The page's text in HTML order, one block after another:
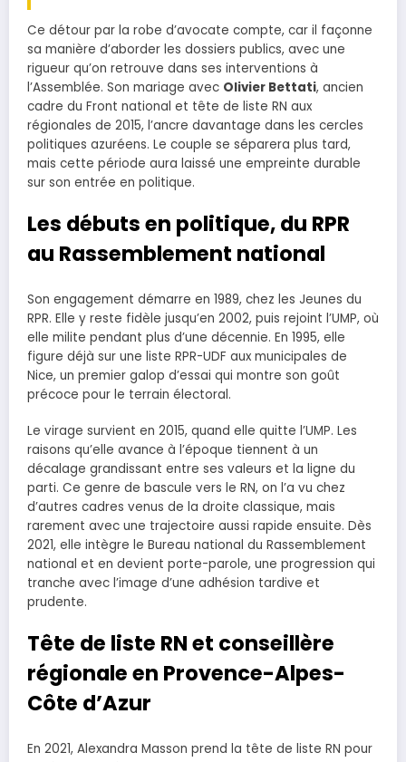
Ce détour par la robe d’avocate compte, car il façonne
sa manière d’aborder les dossiers publics, avec une
rigueur qu’on retrouve dans ses interventions à
l’Assemblée. Son mariage avec Olivier Bettati, ancien
cadre du Front national et tête de liste RN aux
régionales de 2015, l’ancre davantage dans les cercles
politiques azuréens. Le couple se séparera plus tard,
mais cette période aura laissé une empreinte durable
sur son entrée en politique.
Les débuts en politique, du RPR
au Rassemblement national
Son engagement démarre en 1989, chez les Jeunes du
RPR. Elle y reste fidèle jusqu’en 2002, puis rejoint l’UMP, où
elle milite pendant plus d’une décennie. En 1995, elle
figure déjà sur une liste RPR-UDF aux municipales de
Nice, un premier galop d’essai qui montre son goût
précoce pour le terrain électoral.
Le virage survient en 2015, quand elle quitte l’UMP. Les
raisons qu’elle avance à l’époque tiennent à un
décalage grandissant entre ses valeurs et la ligne du
parti. Ce genre de bascule vers le RN, on l’a vu chez
d’autres cadres venus de la droite classique, mais
rarement avec une trajectoire aussi rapide ensuite. Dès
2021, elle intègre le Bureau national du Rassemblement
national et en devient porte-parole, une progression qui
tranche avec l’image d’une adhésion tardive et
prudente.
Tête de liste RN et conseillère
régionale en Provence-Alpes-
Côte d’Azur
En 2021, Alexandra Masson prend la tête de liste RN pour